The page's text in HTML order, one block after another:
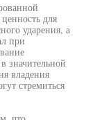
для
ударения, а
при
значительной
владения
стремиться